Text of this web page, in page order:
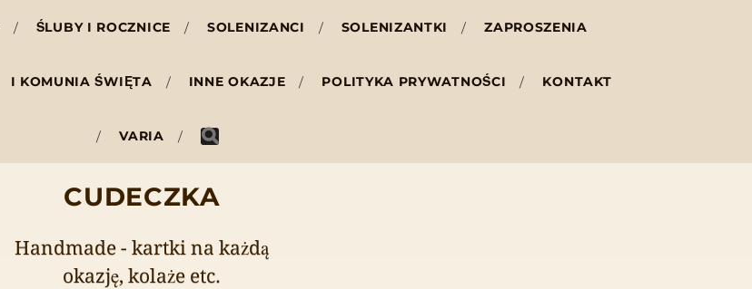
ŚLUBY I ROCZNICE SOLENIZANCI SOLENIZANTKI ZAPROSZENIA
I KOMUNIA ŚWIĘTA INNE OKAZJE POLITYKA PRYWATNOŚCI KONTAKT
VARIA
CUDECZKA
Handmade - kartki na każdą
okazję, kolaże etc.